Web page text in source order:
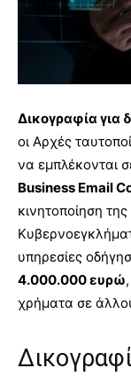
Δικογραφία για
οι Αρχές
να εμπλέκονται
Business Email
κινητοποίηση
υπηρεσίες
4.000.000 ευρώ
χρήματα σε